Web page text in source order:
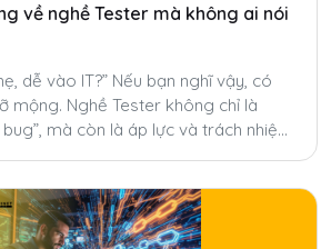
về nghề Tester mà không ai nói
dễ vào IT?” Nếu bạn nghĩ vậy, có
mộng. Nghề Tester không chỉ là
mà còn là áp lực và trách nhiệm